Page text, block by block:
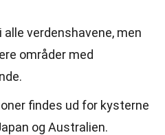
verdenshavene, men
områder med
findes ud for kysterne
og Australien.